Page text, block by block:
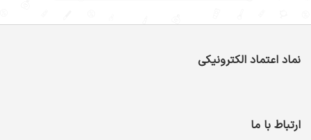
نماد اعتماد الکترونیکی
ارتباط با ما